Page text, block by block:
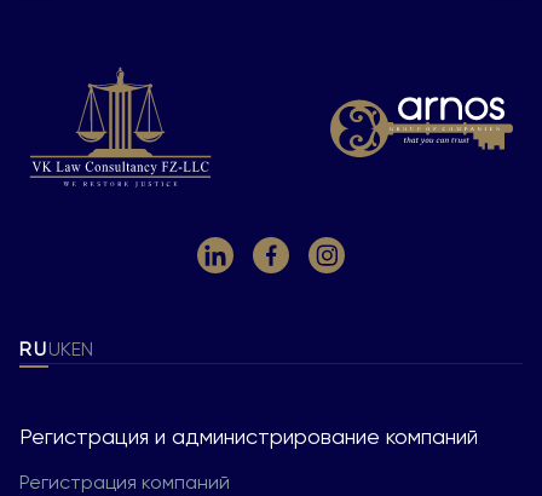
RUUKEN
Регистрация и администрирование компаний
Регистрация компаний